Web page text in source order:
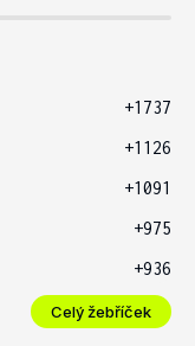
+1737
+1126
+1091
+975
+936
Celý žebříček